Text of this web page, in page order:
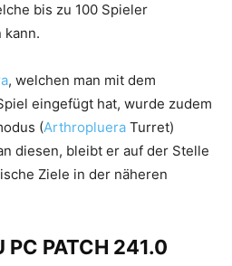
bis zu 100 Spieler
, welchen man mit dem
eingefügt hat, wurde zudem
(Arthropluera Turret)
diesen, bleibt er auf der Stelle
Ziele in der näheren
PC PATCH 241.0